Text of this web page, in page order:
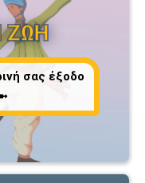
ΖΩΗ
σας έξοδο